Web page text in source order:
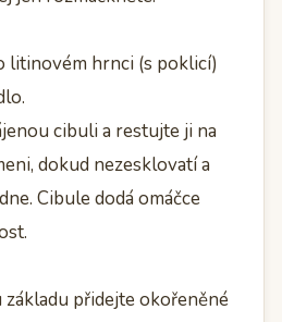
litinovém hrnci (s poklicí)
cibuli a restujte ji na
dokud nezesklovatí a
Cibule dodá omáčce
přidejte okořeněné